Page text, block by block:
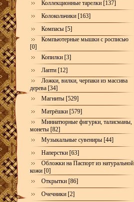
Коллекционные тарелки [137]
Колокольчики [163]
Компасы [5]
Компьютерные мышки с росписью
[0]
Копилки [3]
Лапти [12]
Ложки, вилки, черпаки из массива
дерева [34]
Магниты [529]
Матрёшки [579]
Миниатюрные фигурки, талисманы,
монеты [82]
Музыкальные сувениры [44]
Наперстки [63]
Обложки на Паспорт из натуральной
кожи [0]
Открытки [86]
Очечники [2]